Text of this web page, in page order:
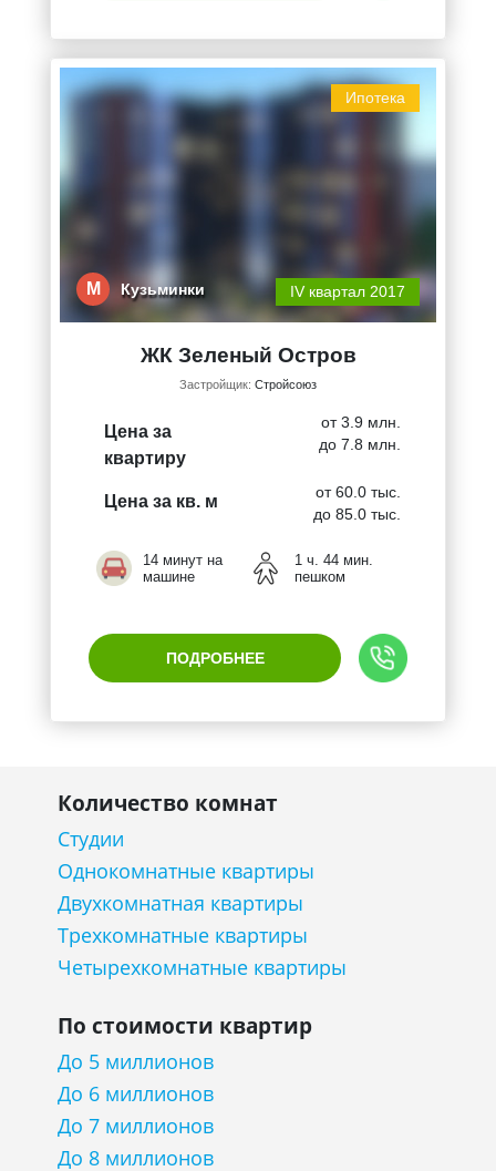
Ипотека
М Кузьминки IV квартал 2017
ЖК Зеленый Остров
Застройщик: Стройсоюз
Цена за
квартиру
от 3.9 млн.
до 7.8 млн.
Цена за кв. м
от 60.0 тыс.
до 85.0 тыс.
14 минут на
машине
1 ч. 44 мин.
пешком
ПОДРОБНЕЕ
Количество комнат
Студии
Однокомнатные квартиры
Двухкомнатная квартиры
Трехкомнатные квартиры
Четырехкомнатные квартиры
По стоимости квартир
До 5 миллионов
До 6 миллионов
До 7 миллионов
До 8 миллионов